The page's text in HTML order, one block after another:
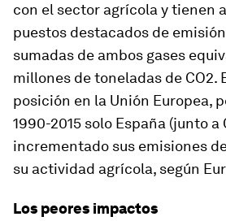
con el sector agrícola y tienen
puestos destacados de
sumadas de ambos gases
millones de toneladas de CO2.
posición en la Unión Europea,
1990-2015 solo España (junto a
incrementado sus emisiones
su actividad agrícola, según
Los peores impactos